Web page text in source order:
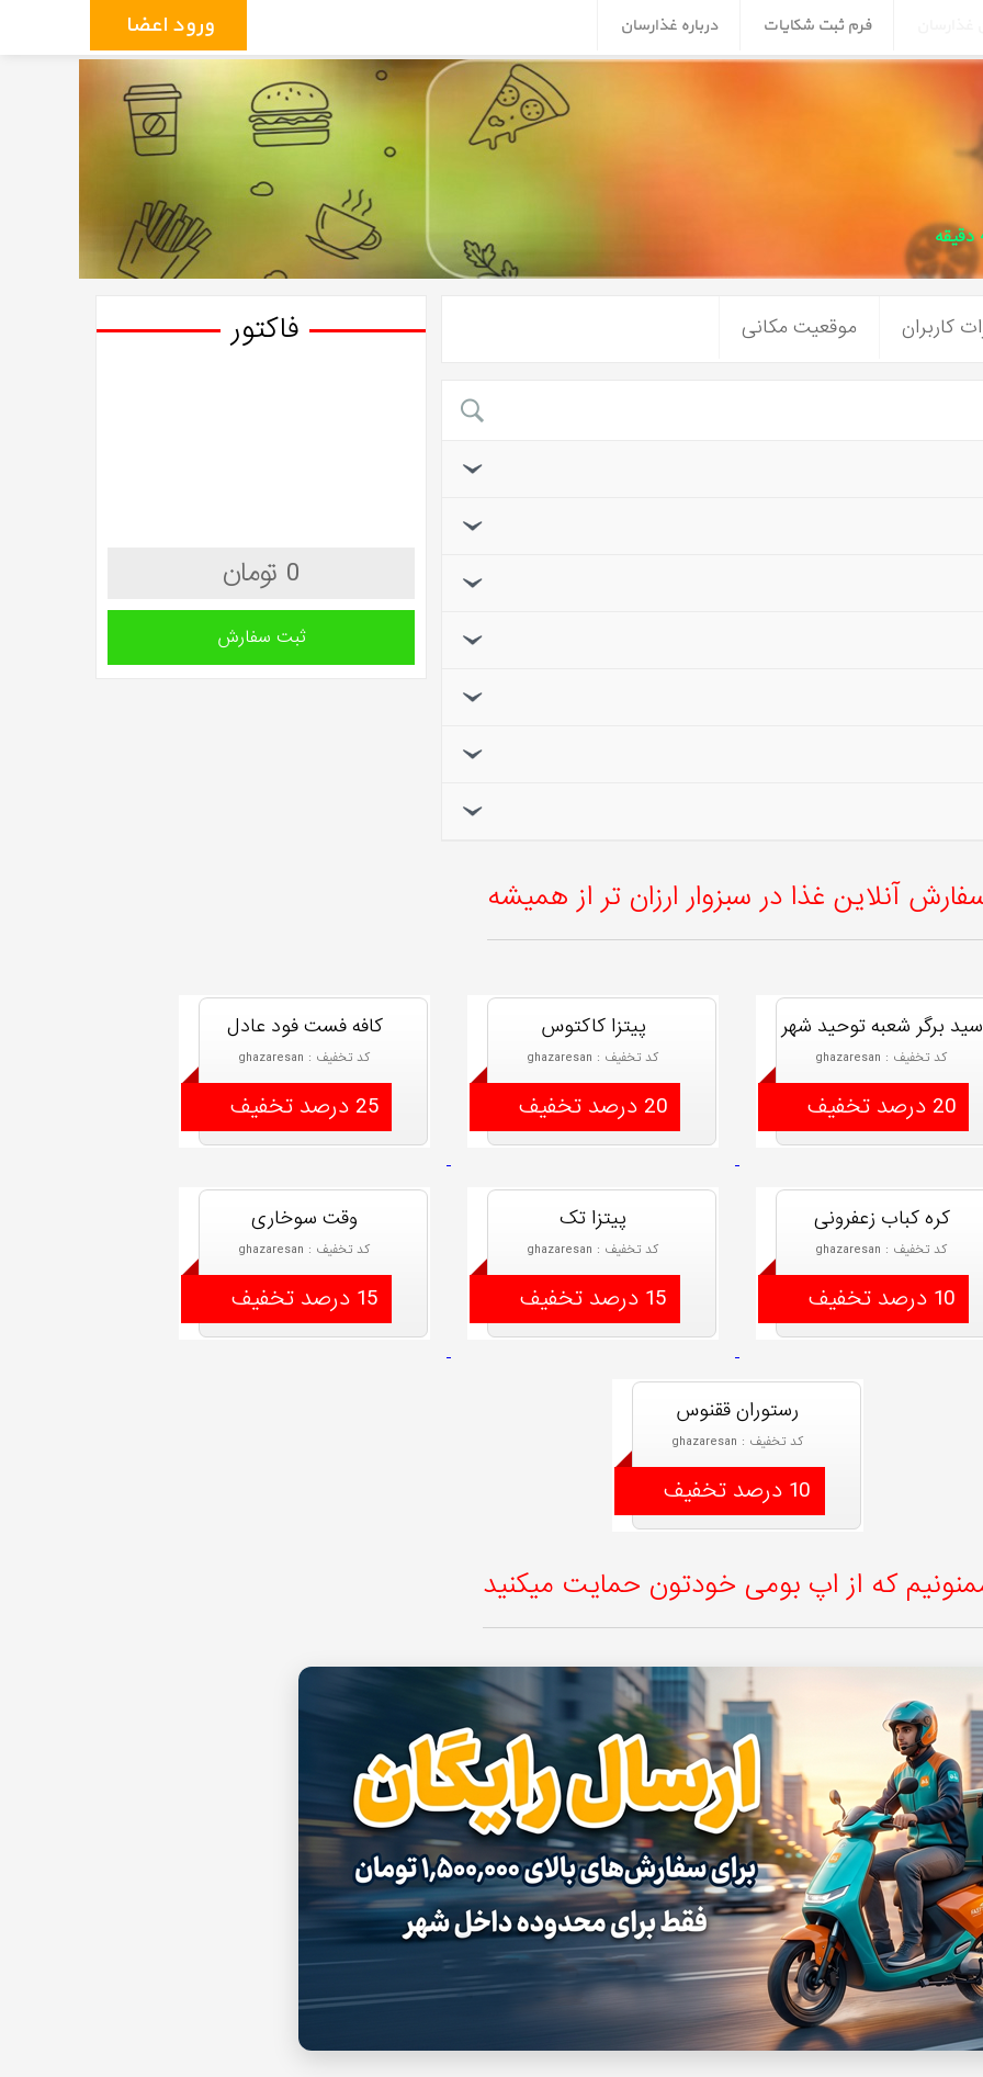
فرم ثبت شکایات درباره غذارسان ورود اعضاء
فاکتور
0 تومان
ثبت سفارش
کاربران موقعیت مکانی
آنلاین غذا در سبزوار ارزان تر از همیشه
کافه فست فود عادل
کد تخفیف : ghazaresan
25 درصد تخفیف
پیتزا کاکتوس
کد تخفیف : ghazaresan
20 درصد تخفیف
سید برگر شعبه توحید شهر
کد تخفیف : ghazaresan
20 درصد تخفیف
وقت سوخاری
کد تخفیف : ghazaresan
15 درصد تخفیف
پیتزا تک
کد تخفیف : ghazaresan
15 درصد تخفیف
کره کباب زعفرونی
کد تخفیف : ghazaresan
10 درصد تخفیف
رستوران ققنوس
کد تخفیف : ghazaresan
10 درصد تخفیف
که از اپ بومی خودتون حمایت میکنید